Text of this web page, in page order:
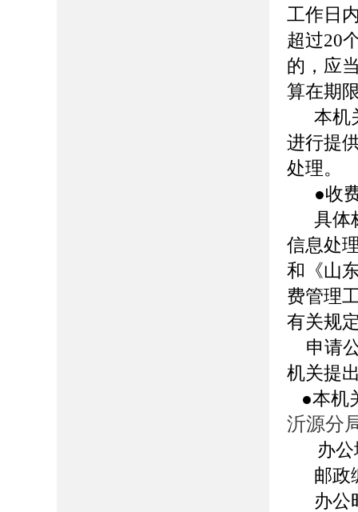
工作日
超过20
的，应
算在期
本机
进行提
处理。
●收
具体
信息处
和《山
费管理
有关规
申请
机关提
●本机
沂源分
办
邮政
办公